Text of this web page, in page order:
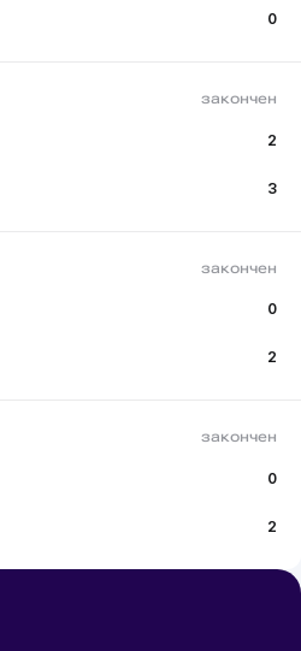
0
закончен
2
3
закончен
0
2
закончен
0
2